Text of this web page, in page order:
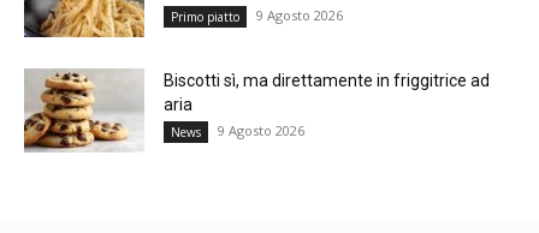
Primo piatto 9 Agosto 2026
Biscotti sì, ma direttamente in friggitrice ad
aria
News 9 Agosto 2026